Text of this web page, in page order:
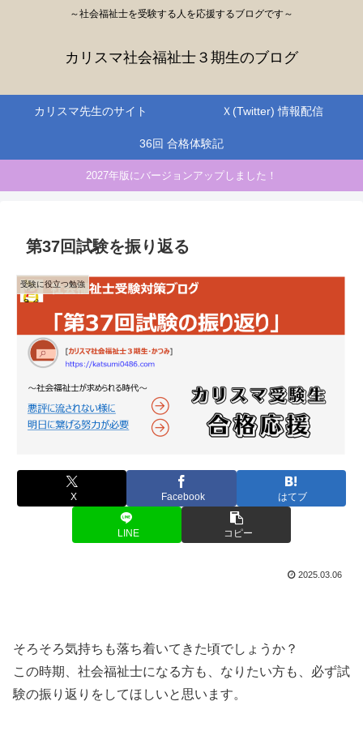
～社会福祉士を受験する人を応援するブログです～
カリスマ社会福祉士３期生のブログ
カリスマ先生のサイト Ｘ(Twitter) 情報配信
36回 合格体験記
2027年版にバージョンアップしました！
第37回試験を振り返る
受験に役立つ勉強
X Facebook はてブ
LINE コピー
2025.03.06
そろそろ気持ちも落ち着いてきた頃でしょうか？
この時期、社会福祉士になる方も、なりたい方も、必ず試
験の振り返りをしてほしいと思います。